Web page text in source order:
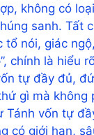
không có
sanh. Tất
nói, giác
chính là hiểu
tự đầy đủ,
gì mà
Tánh vốn tự
có giới hạn,